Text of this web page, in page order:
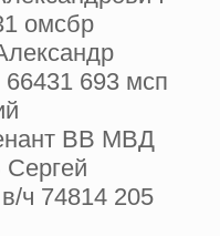
омсбр
693 мсп
ВВ МВД
ч 74814 205